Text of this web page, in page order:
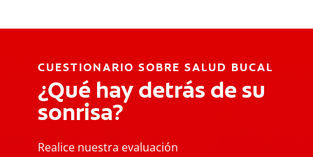
CUESTIONARIO SOBRE SALUD BUCAL
¿Qué hay detrás de su
sonrisa?
Realice nuestra evaluación